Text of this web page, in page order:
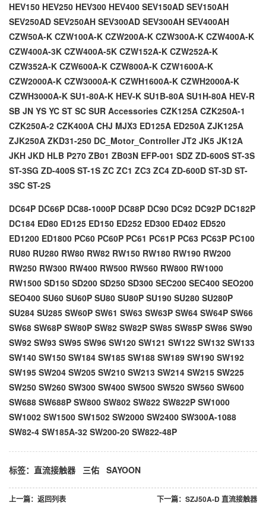
HEV150 HEV250 HEV300 HEV400 SEV150AD SEV150AH
SEV250AD SEV250AH SEV300AD SEV300AH SEV400AH
CZW50A-K CZW100A-K CZW200A-K CZW300A-K CZW400A-K
CZW400A-3K CZW400A-5K CZW152A-K CZW252A-K
CZW352A-K CZW600A-K CZW800A-K CZW1600A-K
CZW2000A-K CZW3000A-K CZWH1600A-K CZWH2000A-K
CZWH3000A-K SU1-80A-K HEV-K SU1B-80A SU1H-80A HEV-R
SB JN YS YC ST SC SUR Accessories CZK125A CZK250A-1
CZK250A-2 CZK400A CHJ MJX3 ED125A ED250A ZJK125A
ZJK250A ZKD31-250 DC_Motor_ControllerJT2 JK5 JK12A
JKH JKD HLB P270 ZB01 ZB03N EFP-001 SDZ ZD-600S ST-3S
ST-3SG ZD-400S ST-1S ZC ZC1 ZC3 ZC4 ZD-600D ST-3D ST-
3SC ST-2S
DC64P DC66P DC88-1000P DC88P DC90 DC92 DC92P DC182P
DC184 ED80 ED125 ED150 ED252 ED300 ED402 ED520
ED1200 ED1800 PC60 PC60P PC61 PC61P PC63 PC63P PC100
RU80 RU280 RW80 RW82 RW150 RW180 RW190 RW200
RW250 RW300 RW400 RW500 RW560 RW800 RW1000
RW1500 SD150 SD200 SD250 SD300 SEC200 SEC400 SEO200
SEO400 SU60 SU60P SU80 SU80P SU190 SU280 SU280P
SU284 SU285 SW60P SW61 SW63 SW63P SW64 SW64P SW66
SW68 SW68P SW80P SW82 SW82P SW85 SW85P SW86 SW90
SW92 SW93 SW95 SW96 SW120 SW121 SW122 SW132 SW133
SW140 SW150 SW184 SW185 SW188 SW189 SW190 SW192
SW195 SW204 SW205 SW210 SW213 SW214 SW215 SW225
SW250 SW260 SW300 SW400 SW500 SW520 SW560 SW600
SW688 SW688P SW800 SW802 SW822 SW822P SW1000
SW1002 SW1500 SW1502 SW2000 SW2400 SW300A-1088
SW82-4 SW185A-32 SW200-20 SW822-48P
标签： 直流接触器 三佑 SAYOON
上一篇： 返回列表 下一篇： SZJ50A-D 直流接触器